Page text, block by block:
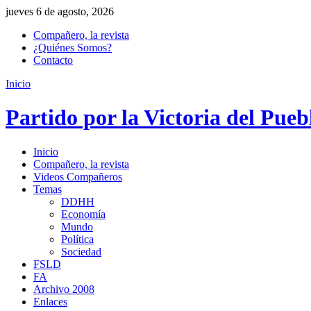
jueves 6 de agosto, 2026
Compañero, la revista
¿Quiénes Somos?
Contacto
Inicio
Partido por la Victoria del
Inicio
Compañero, la revista
Videos Compañeros
Temas
DDHH
Economía
Mundo
Política
Sociedad
FSLD
FA
Archivo 2008
Enlaces